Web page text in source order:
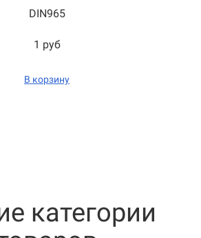
DIN965
1 руб
В корзину
категории